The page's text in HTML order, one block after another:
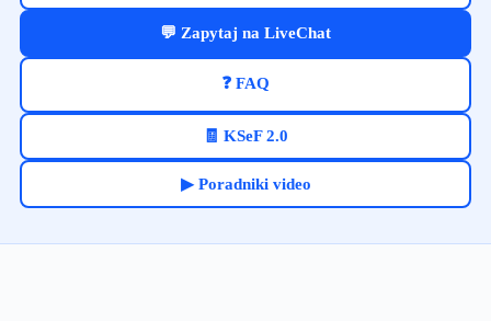
💬 Zapytaj na LiveChat
❓ FAQ
🧾 KSeF 2.0
▶ Poradniki video